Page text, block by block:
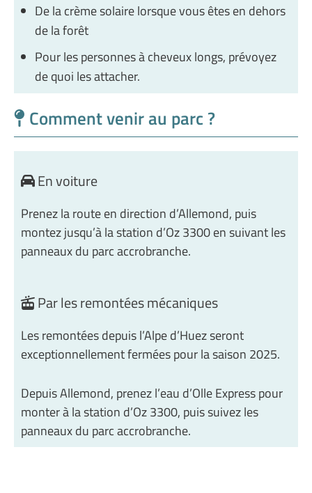
De la crème solaire lorsque vous êtes en dehors
de la forêt
Pour les personnes à cheveux longs, prévoyez
de quoi les attacher.
Comment venir au parc ?
En voiture
Prenez la route en direction d’Allemond, puis
montez jusqu’à la station d’Oz 3300 en suivant les
panneaux du parc accrobranche.
Par les remontées mécaniques
Les remontées depuis l’Alpe d’Huez seront
exceptionnellement fermées pour la saison 2025.
Depuis Allemond, prenez l’eau d’Olle Express pour
monter à la station d’Oz 3300, puis suivez les
panneaux du parc accrobranche.